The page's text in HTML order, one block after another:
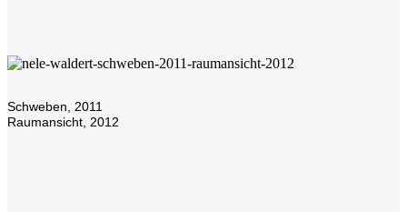
Schweben, 2011
Raumansicht, 2012